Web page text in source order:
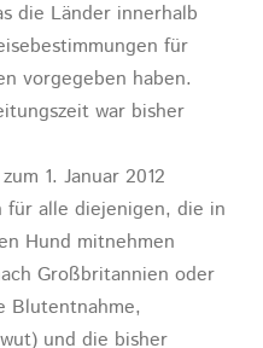
die Länder innerhalb
für
vorgegeben haben.
war bisher
1. Januar 2012
für alle diejenigen, die in
Hund mitnehmen
Großbritannien oder
Blutentnahme,
und die bisher